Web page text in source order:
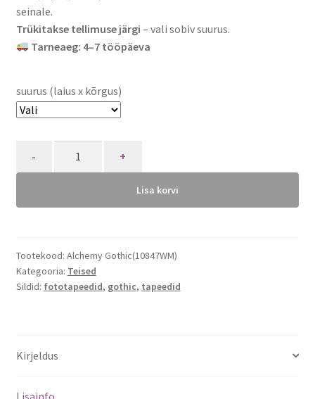
seinale.
Trükitakse tellimuse järgi – vali sobiv suurus.
Tarneaeg: 4–7 tööpäeva
suurus (laius x kõrgus)
Lisa korvi
Tootekood: Alchemy Gothic(10847WM)
Kategooria: Teised
Sildid: fototapeedid, gothic, tapeedid
Kirjeldus
Lisainfo